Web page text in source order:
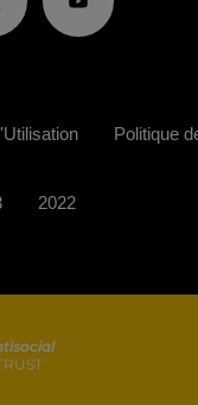
Politique
2022